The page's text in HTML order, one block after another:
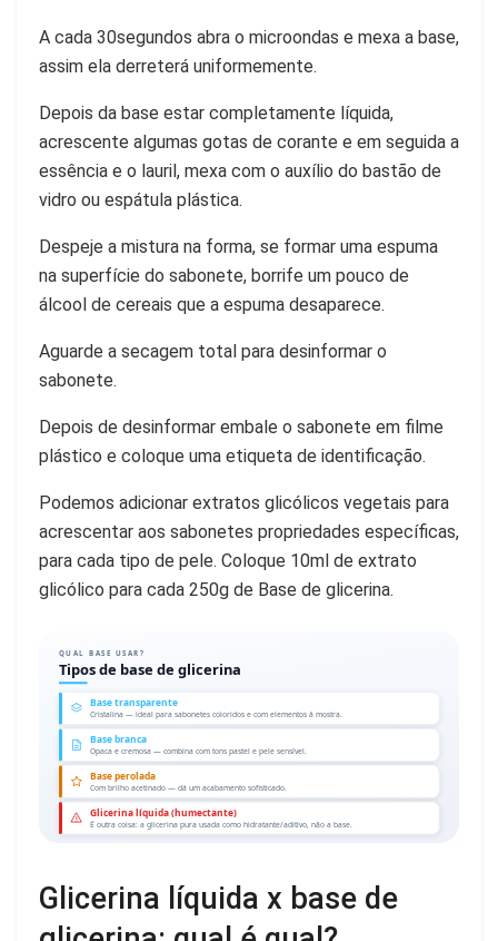
A cada 30segundos abra o microondas e mexa a base,
assim ela derreterá uniformemente.
Depois da base estar completamente líquida,
acrescente algumas gotas de corante e em seguida a
essência e o lauril, mexa com o auxílio do bastão de
vidro ou espátula plástica.
Despeje a mistura na forma, se formar uma espuma
na superfície do sabonete, borrife um pouco de
álcool de cereais que a espuma desaparece.
Aguarde a secagem total para desinformar o
sabonete.
Depois de desinformar embale o sabonete em filme
plástico e coloque uma etiqueta de identificação.
Podemos adicionar extratos glicólicos vegetais para
acrescentar aos sabonetes propriedades específicas,
para cada tipo de pele. Coloque 10ml de extrato
glicólico para cada 250g de Base de glicerina.
QUAL BASE USAR?
Tipos de base de glicerina
Base transparente
Cristalina — ideal para sabonetes coloridos e com elementos à mostra.
Base branca
Opaca e cremosa — combina com tons pastel e pele sensível.
Base perolada
Com brilho acetinado — dá um acabamento sofisticado.
Glicerina líquida (humectante)
É outra coisa: a glicerina pura usada como hidratante/aditivo, não a base.
Glicerina líquida x base de